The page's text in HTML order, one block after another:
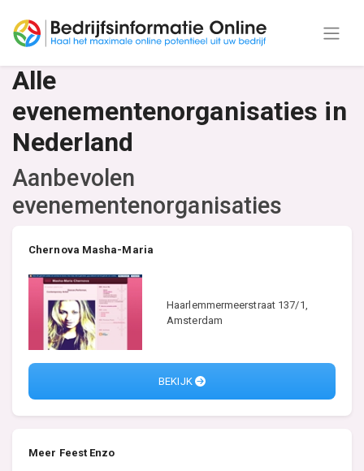
Alle
evenementenorganisaties in
Nederland
Aanbevolen
evenementenorganisaties
Chernova Masha-Maria
Haarlemmermeerstraat 137/1,
Amsterdam
BEKIJK
Meer Feest Enzo